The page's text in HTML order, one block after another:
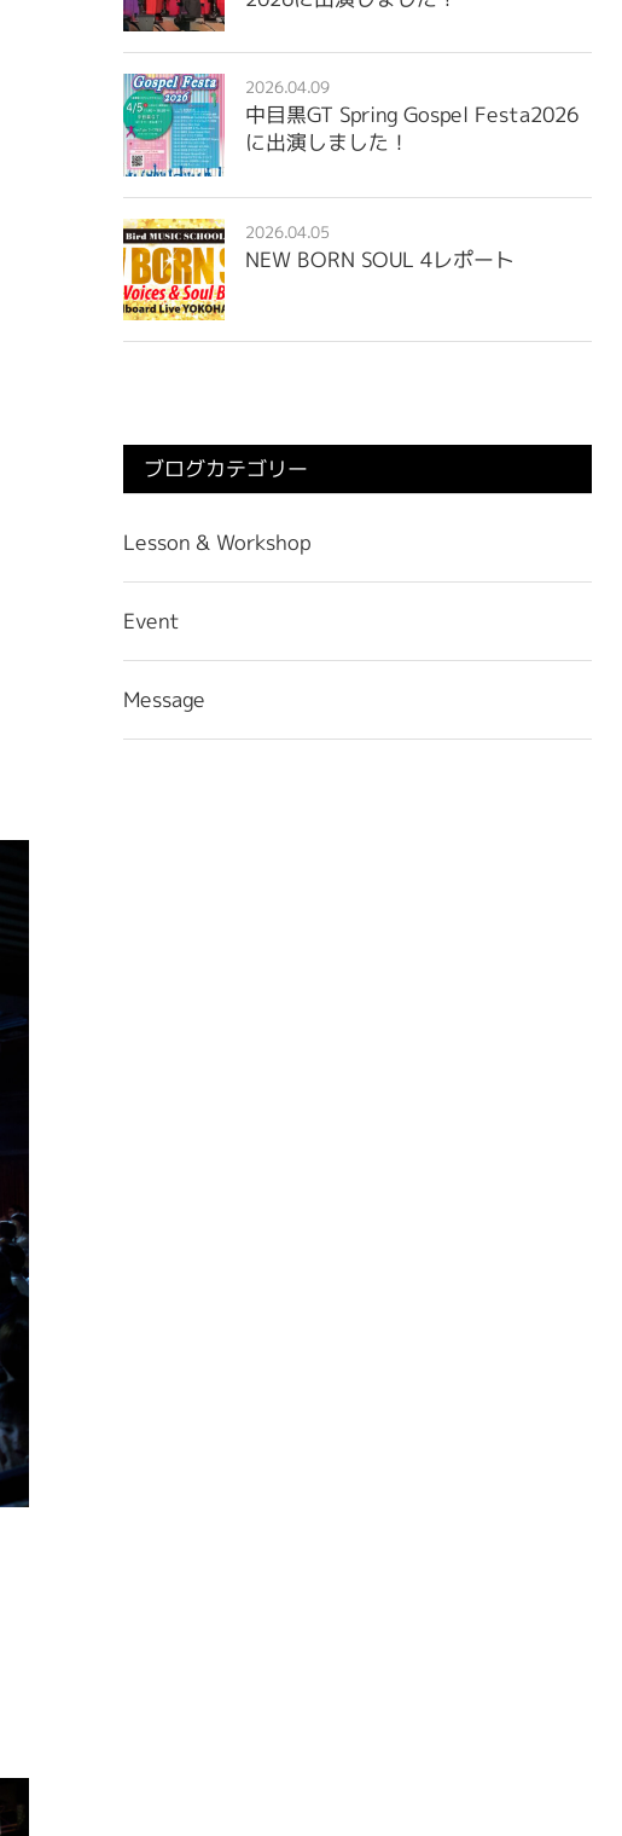
2026.04.09
中目黒GT Spring Gospel Festa2026
に出演しました！
2026.04.05
NEW BORN SOUL 4レポート
ブログカテゴリー
Lesson & Workshop
Event
Message